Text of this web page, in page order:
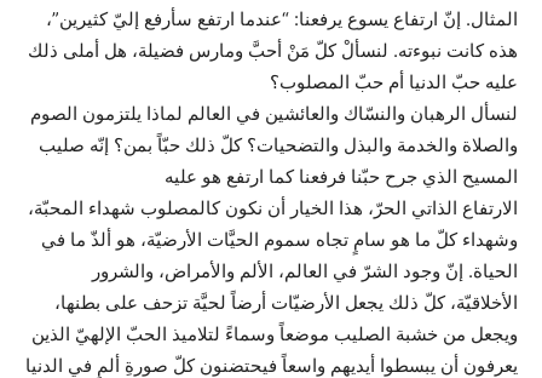
المثال. إنّ ارتفاع يسوع يرفعنا: “عندما ارتفع سأرفع إليّ كثيرين”،
هذه كانت نبوءته. لنسألْ كلّ مَنْ أحبَّ ومارس فضيلة، هل أملى ذلك
عليه حبّ الدنيا أم حبّ المصلوب؟
لنسأل الرهبان والنسّاك والعائشين في العالم لماذا يلتزمون الصوم
والصلاة والخدمة والبذل والتضحيات؟ كلّ ذلك حبّاً بمن؟ إنّه صليب
المسيح الذي جرح حبّنا فرفعنا كما ارتفع هو عليه
الارتفاع الذاتي الحرّ، هذا الخيار أن نكون كالمصلوب شهداء المحبّة،
وشهداء كلّ ما هو سامٍ تجاه سموم الحيَّات الأرضيّة، هو ألذّ ما في
الحياة. إنّ وجود الشرّ في العالم، الألم والأمراض، والشرور
الأخلاقيّة، كلّ ذلك يجعل الأرضيّات أرضاً لحيَّة تزحف على بطنها،
ويجعل من خشبة الصليب موضعاً وسماءً لتلاميذ الحبّ الإلهيّ الذين
يعرفون أن يبسطوا أيديهم واسعاً فيحتضنون كلّ صورةِ ألمٍ في الدنيا